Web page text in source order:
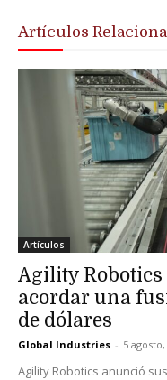
Artículos
Artículos
Agility Robotics
acordar una
de dólares
Global Industries - 5
Agility Robotics anunció